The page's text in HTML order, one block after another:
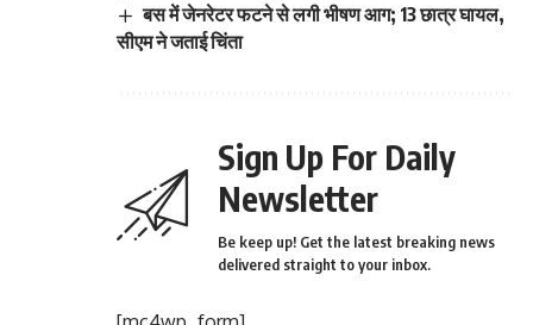
बस में जेनरेटर फटने से लगी भीषण आग; 13 छात्र घायल,
सीएम ने जताई चिंता
Sign Up For Daily
Newsletter
Be keep up! Get the latest breaking news
delivered straight to your inbox.